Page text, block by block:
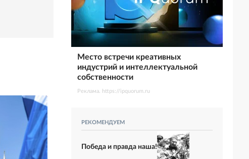
Место встречи креативных
индустрий и интеллектуальной
собственности
Реклама. https://ipquorum.ru
РЕКОМЕНДУЕМ
Победа и правда наша!